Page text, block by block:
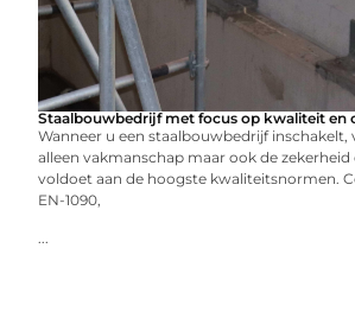
Staalbouwbedrijf met focus op kwaliteit en
Wanneer u een staalbouwbedrijf
alleen vakmanschap maar ook de
voldoet aan de hoogste kwaliteitsnormen.
EN-1090,
...